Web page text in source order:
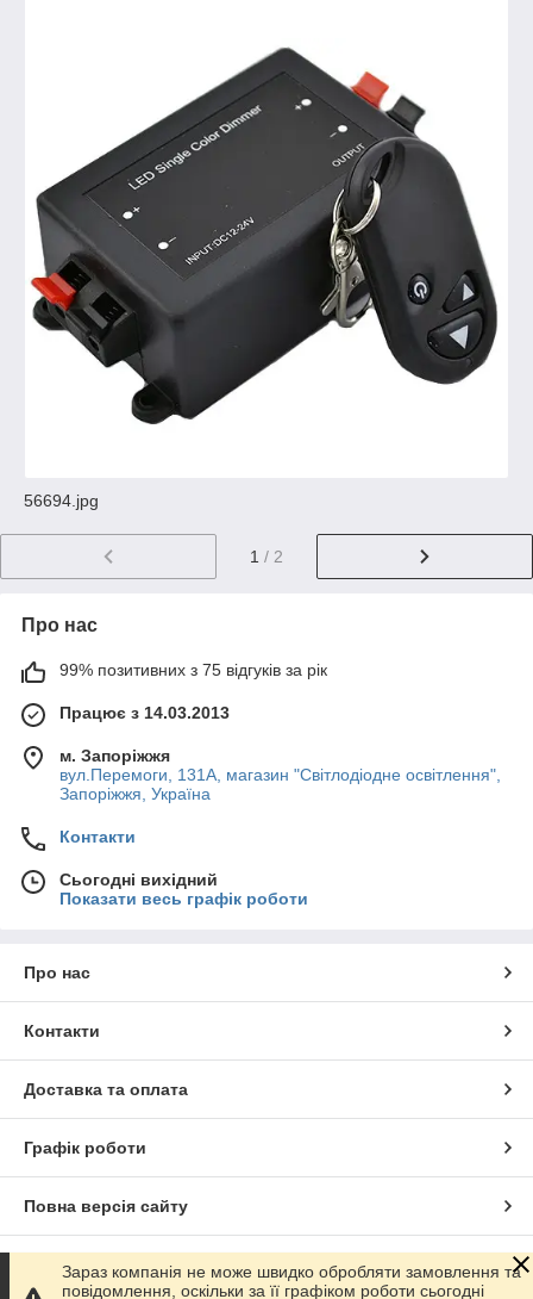
56694.jpg
1 / 2
Про нас
99% позитивних з 75 відгуків за рік
Працює з 14.03.2013
м. Запоріжжя
вул.Перемоги, 131А, магазин "Світлодіодне освітлення",
Запоріжжя, Україна
Контакти
Сьогодні вихідний
Показати весь графік роботи
Про нас
Контакти
Доставка та оплата
Графік роботи
Повна версія сайту
Сайт створено на маркетплейсі Prom.ua
Зараз компанія не може швидко обробляти замовлення та
повідомлення, оскільки за її графіком роботи сьогодні